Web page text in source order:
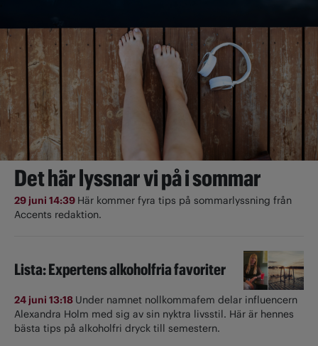
Det här lyssnar vi på i sommar
29 juni 14:39 Här kommer fyra tips på sommarlyssning från
Accents redaktion.
Lista: Expertens alkoholfria favoriter
24 juni 13:18 Under namnet nollkommafem delar influencern
Alexandra Holm med sig av sin nyktra livsstil. Här är hennes
bästa tips på alkoholfri dryck till semestern.